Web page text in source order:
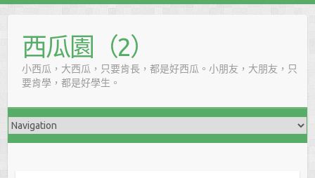
西瓜園（2）
小西瓜，大西瓜，只要肯長，都是好西瓜。小朋友，大朋友，只
要肯學，都是好學生。